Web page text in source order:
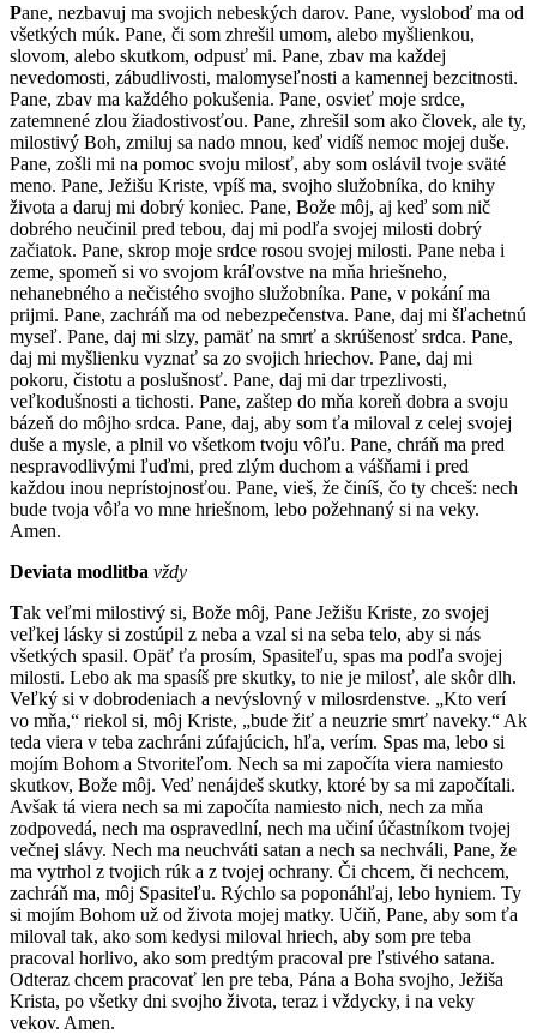
Pane, nezbavuj ma svojich nebeských darov. Pane, vysloboď ma od
všetkých múk. Pane, či som zhrešil umom, alebo myšlienkou,
slovom, alebo skutkom, odpusť mi. Pane, zbav ma každej
nevedomosti, zábudlivosti, malomyseľnosti a kamennej bezcitnosti.
Pane, zbav ma každého pokušenia. Pane, osvieť moje srdce,
zatemnené zlou žiadostivosťou. Pane, zhrešil som ako človek, ale ty,
milostivý Boh, zmiluj sa nado mnou, keď vidíš nemoc mojej duše.
Pane, zošli mi na pomoc svoju milosť, aby som oslávil tvoje sväté
meno. Pane, Ježišu Kriste, vpíš ma, svojho služobníka, do knihy
života a daruj mi dobrý koniec. Pane, Bože môj, aj keď som nič
dobrého neučinil pred tebou, daj mi podľa svojej milosti dobrý
začiatok. Pane, skrop moje srdce rosou svojej milosti. Pane neba i
zeme, spomeň si vo svojom kráľovstve na mňa hriešneho,
nehanebného a nečistého svojho služobníka. Pane, v pokání ma
prijmi. Pane, zachráň ma od nebezpečenstva. Pane, daj mi šľachetnú
myseľ. Pane, daj mi slzy, pamäť na smrť a skrúšenosť srdca. Pane,
daj mi myšlienku vyznať sa zo svojich hriechov. Pane, daj mi
pokoru, čistotu a poslušnosť. Pane, daj mi dar trpezlivosti,
veľkodušnosti a tichosti. Pane, zaštep do mňa koreň dobra a svoju
bázeň do môjho srdca. Pane, daj, aby som ťa miloval z celej svojej
duše a mysle, a plnil vo všetkom tvoju vôľu. Pane, chráň ma pred
nespravodlivými ľuďmi, pred zlým duchom a vášňami i pred
každou inou neprístojnosťou. Pane, vieš, že činíš, čo ty chceš: nech
bude tvoja vôľa vo mne hriešnom, lebo požehnaný si na veky.
Amen.
Deviata modlitba vždy
Tak veľmi milostivý si, Bože môj, Pane Ježišu Kriste, zo svojej
veľkej lásky si zostúpil z neba a vzal si na seba telo, aby si nás
všetkých spasil. Opäť ťa prosím, Spasiteľu, spas ma podľa svojej
milosti. Lebo ak ma spasíš pre skutky, to nie je milosť, ale skôr dlh.
Veľký si v dobrodeniach a nevýslovný v milosrdenstve. „Kto verí
vo mňa,“ riekol si, môj Kriste, „bude žiť a neuzrie smrť naveky.“ Ak
teda viera v teba zachráni zúfajúcich, hľa, verím. Spas ma, lebo si
mojím Bohom a Stvoriteľom. Nech sa mi započíta viera namiesto
skutkov, Bože môj. Veď nenájdeš skutky, ktoré by sa mi započítali.
Avšak tá viera nech sa mi započíta namiesto nich, nech za mňa
zodpovedá, nech ma ospravedlní, nech ma učiní účastníkom tvojej
večnej slávy. Nech ma neuchváti satan a nech sa nechváli, Pane, že
ma vytrhol z tvojich rúk a z tvojej ochrany. Či chcem, či nechcem,
zachráň ma, môj Spasiteľu. Rýchlo sa poponáhľaj, lebo hyniem. Ty
si mojím Bohom už od života mojej matky. Učiň, Pane, aby som ťa
miloval tak, ako som kedysi miloval hriech, aby som pre teba
pracoval horlivo, ako som predtým pracoval pre ľstivého satana.
Odteraz chcem pracovať len pre teba, Pána a Boha svojho, Ježiša
Krista, po všetky dni svojho života, teraz i vždycky, i na veky
vekov. Amen.